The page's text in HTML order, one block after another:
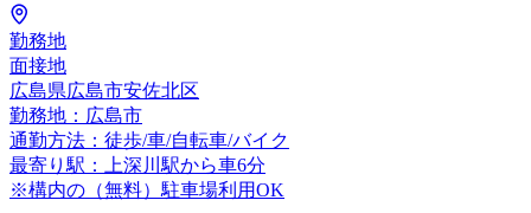
勤務地
面接地
広島県広島市安佐北区
勤務地：広島市
通勤方法：徒歩/車/自転車/バイク
最寄り駅：上深川駅から車6分
※構内の（無料）駐車場利用OK